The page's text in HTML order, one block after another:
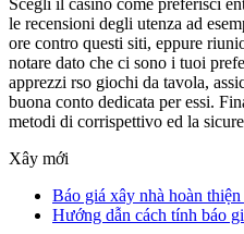
le recensioni degli utenza ad
ore contro questi siti, eppure
notare dato che ci sono i tuoi
apprezzi rso giochi da tavola,
buona conto dedicata per essi.
metodi di corrispettivo ed la
Xây mới
Báo giá xây nhà hoàn
Hướng dẫn cách tính báo